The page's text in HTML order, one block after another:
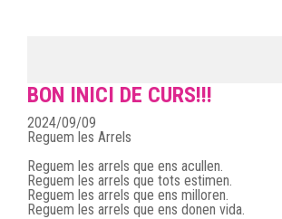
BON INICI DE CURS!!!
2024/09/09
Reguem les Arrels
Reguem les arrels que ens acullen.
Reguem les arrels que tots estimen.
Reguem les arrels que ens milloren.
Reguem les arrels que ens donen vida.